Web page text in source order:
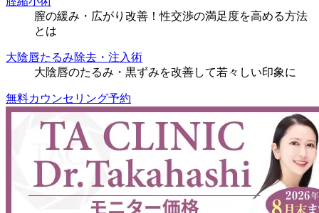
膣の緩み・広がり改善！性交渉の満足度を高める方法
とは
大陰唇たるみ除去・注入術
大陰唇のたるみ・黒ずみを改善して若々しい印象に
無料カウンセリング予約